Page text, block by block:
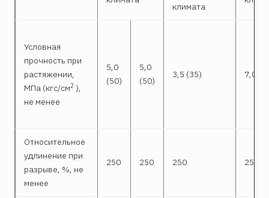
климата
Условная
прочность при
растяжении,
МПа (кгс/см2 ),
не менее
5,0
(50)
5,0
(50)
3,5 (35) 7,0
Относительное
удлинение при
разрыве, %, не
менее
250 250 250 250